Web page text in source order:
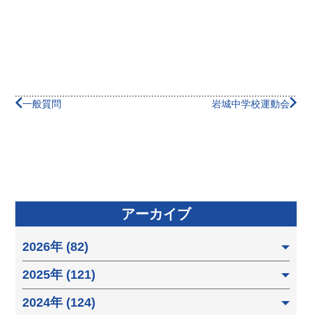
一般質問 岩城中学校運動会
アーカイブ
2026年 (82)
2025年 (121)
2024年 (124)